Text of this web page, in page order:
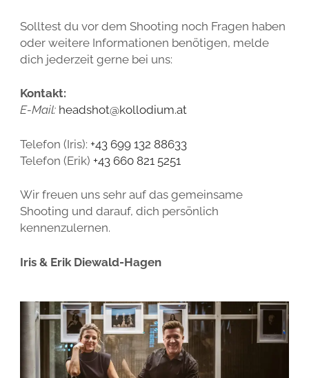
Solltest du vor dem Shooting noch Fragen haben
oder weitere Informationen benötigen, melde
dich jederzeit gerne bei uns:
Kontakt:
E-Mail: headshot@kollodium.at
Telefon (Iris): +43 699 132 88633
Telefon (Erik) +43 660 821 5251
Wir freuen uns sehr auf das gemeinsame
Shooting und darauf, dich persönlich
kennenzulernen.
Iris & Erik Diewald-Hagen